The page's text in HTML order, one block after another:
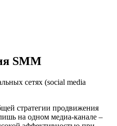
SMM
сетях (social media
стратегии продвижения
на одном медиа-канале –